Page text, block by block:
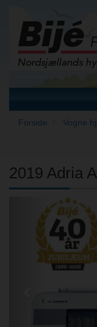
Forside
Vogne
2019 Adria
Previous